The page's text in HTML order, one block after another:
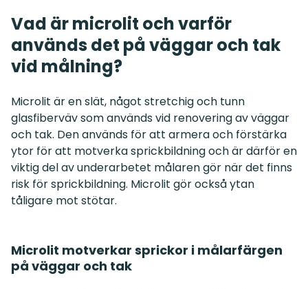
Vad är microlit och varför
används det på väggar och tak
vid målning?
Microlit är en slät, något stretchig och tunn
glasfiberväv som används vid renovering av väggar
och tak. Den används för att armera och förstärka
ytor för att motverka sprickbildning och är därför en
viktig del av underarbetet målaren gör när det finns
risk för sprickbildning. Microlit gör också ytan
tåligare mot stötar.
Microlit motverkar sprickor i målarfärgen
på väggar och tak